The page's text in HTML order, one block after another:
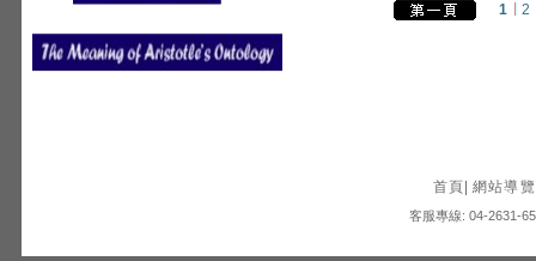
1 2
首頁 網站導覽
客服專線: 04-2631-